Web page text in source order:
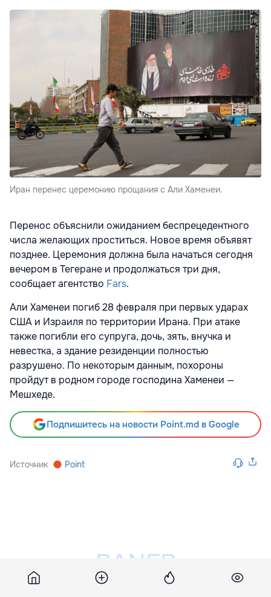
Иран перенес церемонию прощания с Али Хаменеи.
Перенос объяснили ожиданием беспрецедентного
числа желающих проститься. Новое время объявят
позднее. Церемония должна была начаться сегодня
вечером в Тегеране и продолжаться три дня,
сообщает агентство Fars.
Али Хаменеи погиб 28 февраля при первых ударах
США и Израиля по территории Ирана. При атаке
также погибли его супруга, дочь, зять, внучка и
невестка, а здание резиденции полностью
разрушено. По некоторым данным, похороны
пройдут в родном городе господина Хаменеи —
Мешхеде.
Подпишитесь на новости Point.md в Google
Источник Point